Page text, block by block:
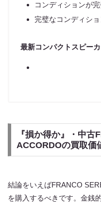
コンディションが
完璧なコンディシ
最新コンパクトスピー
『損か得か』・中
ACCORDOの買取価
結論をいえばFRANCO
を購入するべきです。金銭